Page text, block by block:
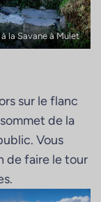
la Savane à Mulet
sur le flanc
de la
Vous
de faire le tour